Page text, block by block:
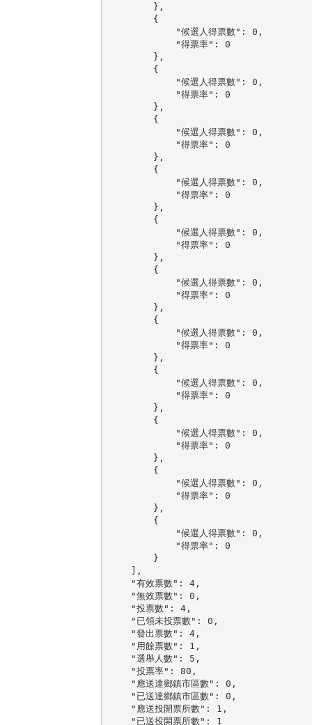
        },
        {
            "候選人得票數": 0,
            "得票率": 0
        },
        {
            "候選人得票數": 0,
            "得票率": 0
        },
        {
            "候選人得票數": 0,
            "得票率": 0
        },
        {
            "候選人得票數": 0,
            "得票率": 0
        },
        {
            "候選人得票數": 0,
            "得票率": 0
        },
        {
            "候選人得票數": 0,
            "得票率": 0
        },
        {
            "候選人得票數": 0,
            "得票率": 0
        },
        {
            "候選人得票數": 0,
            "得票率": 0
        },
        {
            "候選人得票數": 0,
            "得票率": 0
        },
        {
            "候選人得票數": 0,
            "得票率": 0
        },
        {
            "候選人得票數": 0,
            "得票率": 0
        }
    ],
    "有效票數": 4,
    "無效票數": 0,
    "投票數": 4,
    "已領未投票數": 0,
    "發出票數": 4,
    "用餘票數": 1,
    "選舉人數": 5,
    "投票率": 80,
    "應送達鄉鎮市區數": 0,
    "已送達鄉鎮市區數": 0,
    "應送投開票所數": 1,
    "已送投開票所數": 1